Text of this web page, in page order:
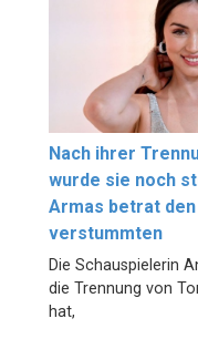
Nach ihrer
wurde sie noch
Armas betrat den
verstummten
Die Schauspielerin
die Trennung von
hat,